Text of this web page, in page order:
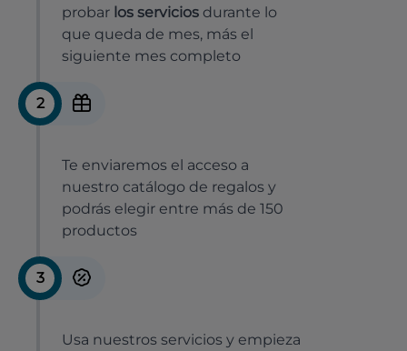
probar los servicios durante lo
que queda de mes, más el
siguiente mes completo
2
Te enviaremos el acceso a
nuestro catálogo de regalos y
podrás elegir entre más de 150
productos
3
Usa nuestros servicios y empieza